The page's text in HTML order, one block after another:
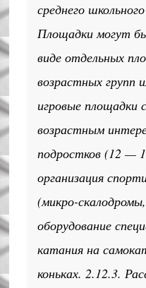
среднего
Площадки могут
виде отдельных
возрастных групп
игровые площадки
возрастным
подростков (12 —
организация
(микро-
оборудование
катания на
коньках. 2.12.3.